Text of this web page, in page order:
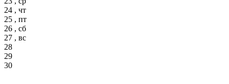
24 , чт
25 , пт
26 , сб
27 , вс
28
29
30